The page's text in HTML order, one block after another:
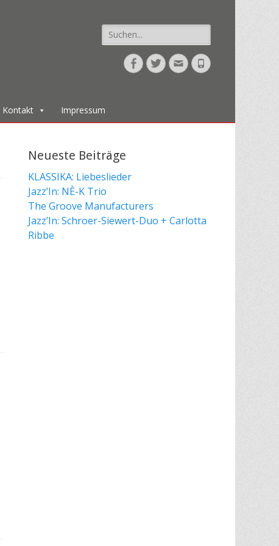
Suche
nach:
Facebook
Twitter
E-
Mail
Telefon
Kontakt Impressum
Neueste Beiträge
KLASSIKA: Liebeslieder
Jazz’In: NÈ-K Trio
The Groove Manufacturers
Jazz’In: Schroer-Siewert-Duo + Carlotta
Ribbe